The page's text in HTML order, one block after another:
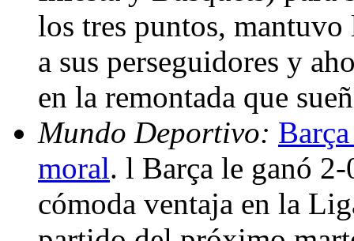
los tres puntos, mantuvo
a sus perseguidores y
en la remontada que
Mundo Deportivo:
moral. l Barça le ganó
cómoda ventaja en la